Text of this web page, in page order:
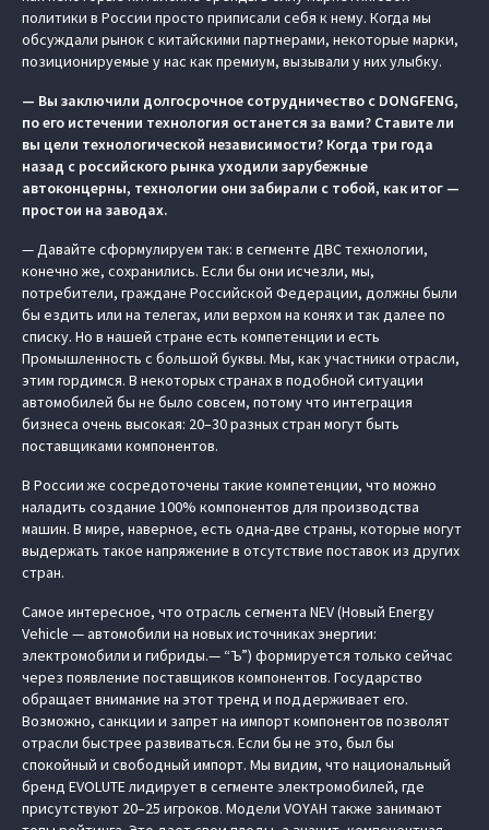
политики в России просто приписали себя к нему. Когда мы
обсуждали рынок с китайскими партнерами, некоторые марки,
позиционируемые у нас как премиум, вызывали у них улыбку.
— Вы заключили долгосрочное сотрудничество с DONGFENG,
по его истечении технология останется за вами? Ставите ли
вы цели технологической независимости? Когда три года
назад с российского рынка уходили зарубежные
автоконцерны, технологии они забирали с тобой, как итог —
простои на заводах.
— Давайте сформулируем так: в сегменте ДВС технологии,
конечно же, сохранились. Если бы они исчезли, мы,
потребители, граждане Российской Федерации, должны были
бы ездить или на телегах, или верхом на конях и так далее по
списку. Но в нашей стране есть компетенции и есть
Промышленность с большой буквы. Мы, как участники отрасли,
этим гордимся. В некоторых странах в подобной ситуации
автомобилей бы не было совсем, потому что интеграция
бизнеса очень высокая: 20–30 разных стран могут быть
поставщиками компонентов.
В России же сосредоточены такие компетенции, что можно
наладить создание 100% компонентов для производства
машин. В мире, наверное, есть одна-две страны, которые могут
выдержать такое напряжение в отсутствие поставок из других
стран.
Самое интересное, что отрасль сегмента NEV (Новый Energy
Vehicle — автомобили на новых источниках энергии:
электромобили и гибриды.— “Ъ”) формируется только сейчас
через появление поставщиков компонентов. Государство
обращает внимание на этот тренд и поддерживает его.
Возможно, санкции и запрет на импорт компонентов позволят
отрасли быстрее развиваться. Если бы не это, был бы
спокойный и свободный импорт. Мы видим, что национальный
бренд EVOLUTE лидирует в сегменте электромобилей, где
присутствуют 20–25 игроков. Модели VOYAH также занимают